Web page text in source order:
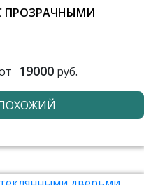
ПРОЗРАЧНЫМИ
19000руб.